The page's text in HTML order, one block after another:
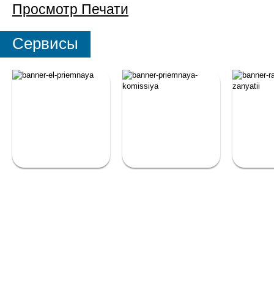
Просмотр Печати
Сервисы